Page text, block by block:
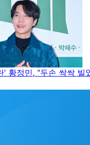
' 황정민, "두손 싹싹 빌